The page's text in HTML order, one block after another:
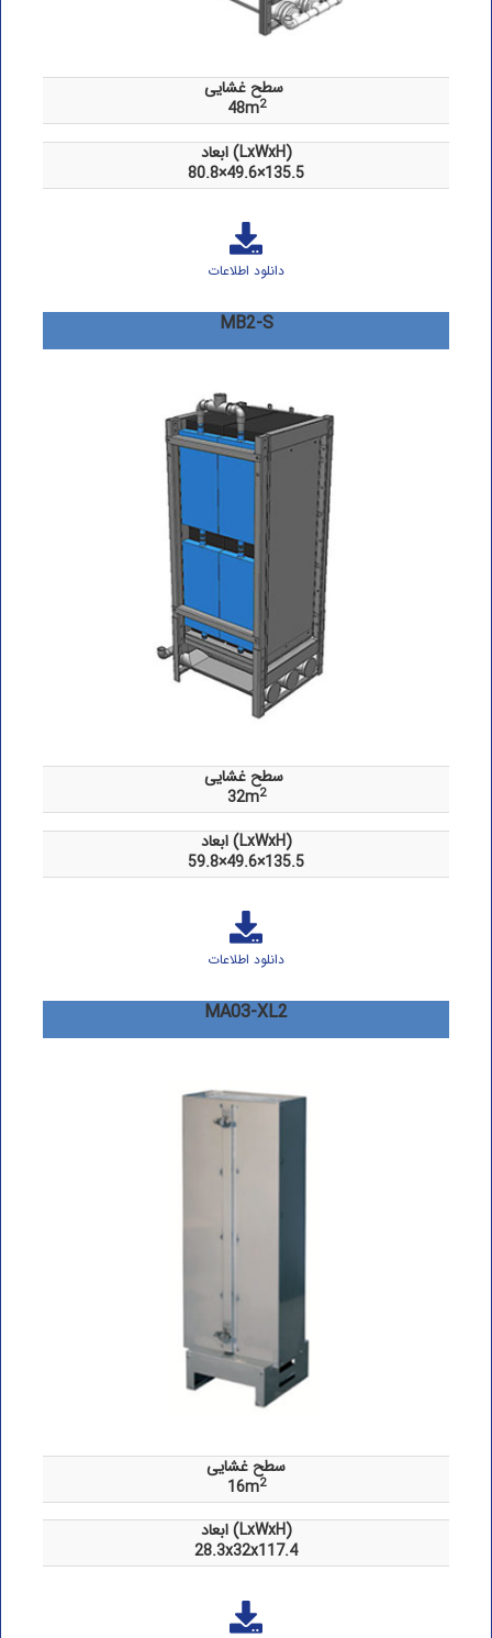
48m2
ابعاد (LxWxH)
80.8×49.6×135.5
دانلود اطلاعات
MB2-S
32m2
ابعاد (LxWxH)
59.8×49.6×135.5
دانلود اطلاعات
MA03-XL2
سطح غشایی
16m2
ابعاد (LxWxH)
28.3x32x117.4